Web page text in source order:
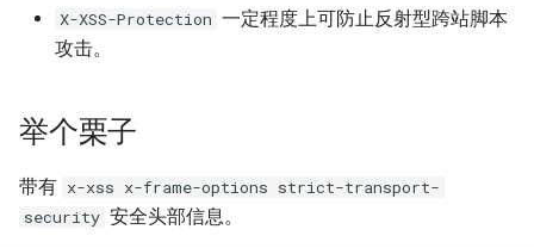
码
如何更改 Docker 网桥默认的
网段地址？
Docker镜像？
如何使用 Gunicorn 管理
Django 应用？
Ansible 文件&拷贝模块
Docker
Kubernetes 集群-添加节点
Kubernetes 实战-暴露应用
使用 Python 计算中位数
型？
Windows Server 2012R2 配置
XenServer PV模式导致程序
XenServer 虚拟机无法识别全
HTTP_X_FORWARDED_FOR
获取客户端IP地址
Nginx 自定义日志
Mysql 存储过程
命令免密码导出数据
Ubuntu 安装 virtualbox 5.1
Ubuntu 安装 xmind
使用RIP协议实现桌面到容器
NAT网关支持pptp穿透
Cisco 交换机网络设计方案示
例
插件
Maven 入门
Zabbix 监控 Redis 与
Zabbix 主机克隆
Zabbix 正则表达式
Git 钩子
Git 版本升级
MooseFS 2.x 分布式文件系统
MegaSAS RAID卡管理程序
固态磁盘检测工具
Windows Server 2012R2 显示
Windows 查看文件的隐藏属
Windows arp 命令
X-XSS-Protection 一定程度上可防止反射型跨站脚本
攻击。
举个栗子
带有 x-xss x-frame-options strict-transport-
security 安全头部信息。